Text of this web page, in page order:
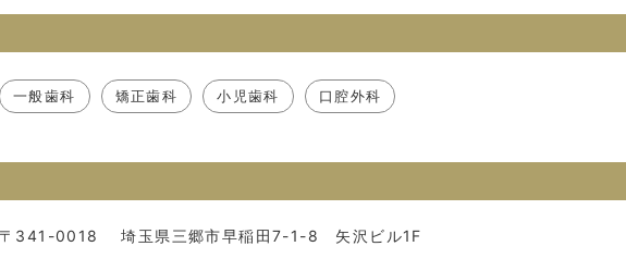
一般歯科 矯正歯科 小児歯科 口腔外科
〒341-0018 埼玉県三郷市早稲田7-1-8 矢沢ビル1F